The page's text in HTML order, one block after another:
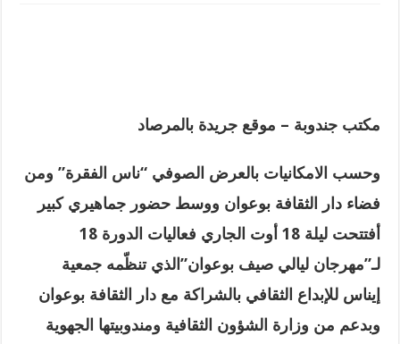
مكتب جندوبة – موقع جريدة بالمرصاد
وحسب الامكانيات بالعرض الصوفي “ناس الفقرة” ومن
فضاء دار الثقافة بوعوان ووسط حضور جماهيري كبير
أفتتحت ليلة 18 أوت الجاري فعاليات الدورة 18
لـ”مهرجان ليالي صيف بوعوان”الذي تنظّمه جمعية
إيناس للإبداع الثقافي بالشراكة مع دار الثقافة بوعوان
وبدعم من وزارة الشؤون الثقافية ومندوبيتها الجهوية